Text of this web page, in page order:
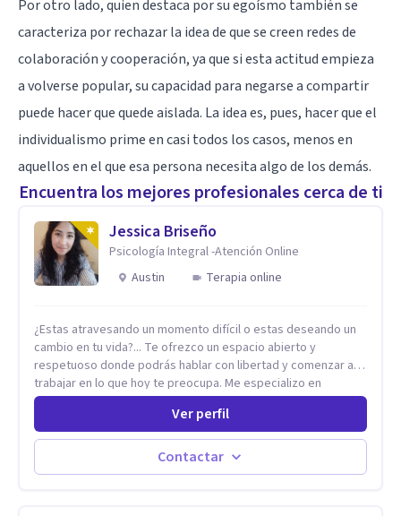
Por otro lado, quien destaca por su egoísmo también se
caracteriza por rechazar la idea de que se creen redes de
colaboración y cooperación, ya que si esta actitud empieza
a volverse popular, su capacidad para negarse a compartir
puede hacer que quede aislada. La idea es, pues, hacer que el
individualismo prime en casi todos los casos, menos en
aquellos en el que esa persona necesita algo de los demás.
Encuentra los mejores profesionales cerca de ti
Jessica Briseño
Psicología Integral -Atención Online
Austin
Terapia online
¿Estas atravesando un momento difícil o estas deseando un
cambio en tu vida?... Te ofrezco un espacio abierto y
respetuoso donde podrás hablar con libertad y comenzar a
trabajar en lo que hoy te preocupa. Me especializo en
Trastornos de Ansiedad y a lo largo de mi experiencia
profesional he acompañado a muchas Familias y Parejas con
distintas problemáticas como el manejo del estrés,
Autoestima, Gestión de la Ira, Depresión, Retos en la Crianza,
Codependencia, Celos, entre otros. Cuento con más de 12
Ver perfil
Contactar